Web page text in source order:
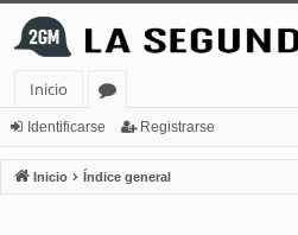
Inicio
or
os
Identificarse Registrarse
Inicio Índice general